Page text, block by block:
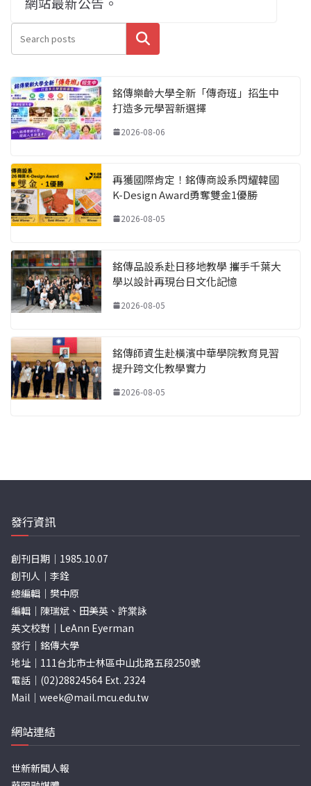
搜尋
銘傳樂齡大學全新「傳奇班」招生中
打造多元學習新選擇
2026-08-06
再獲國際肯定！銘傳商設系閃耀韓國
K-Design Award勇奪雙金1優勝
2026-08-05
銘傳品設系赴日移地教學 攜手千葉大
學以設計再現台日文化記憶
2026-08-05
銘傳師資生赴橫濱中華學院教育見習
提升跨文化教學實力
2026-08-05
發行資訊
創刊日期｜1985.10.07
創刊人｜李銓
總編輯｜樊中原
編輯｜陳瑞斌、田美英、許棠詠
英文校對｜LeAnn Eyerman
發行｜銘傳大學
地址｜111台北市士林區中山北路五段250號
電話｜(02)28824564 Ext. 2324
Mail｜ week@mail.mcu.edu.tw
網站連結
世新新聞人報